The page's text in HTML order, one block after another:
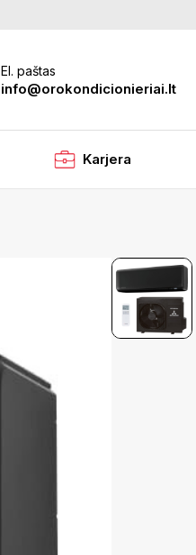
El. paštas
info@orokondicionieriai.lt
Karjera